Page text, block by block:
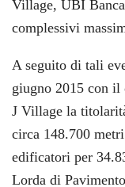
Village, UBI
complessivi
A seguito di tali
giugno 2015 con il
J Village la
circa 148.700
edificatori per
Lorda di